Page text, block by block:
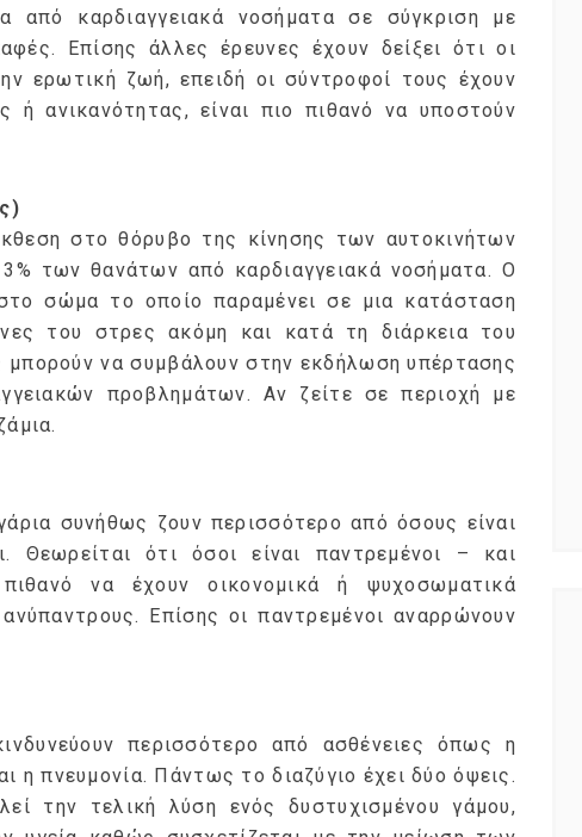
από καρδιαγγειακά νοσήματα σε σύγκριση με
Επίσης άλλες έρευνες έχουν δείξει ότι οι
ερωτική ζωή, επειδή οι σύντροφοί τους έχουν
ανικανότητας, είναι πιο πιθανό να υποστούν
στο θόρυβο της κίνησης των αυτοκινήτων
3% των θανάτων από καρδιαγγειακά νοσήματα. Ο
σώμα το οποίο παραμένει σε μια κατάσταση
του στρες ακόμη και κατά τη διάρκεια του
μπορούν να συμβάλουν στην εκδήλωση υπέρτασης
προβλημάτων. Αν ζείτε σε περιοχή με
συνήθως ζουν περισσότερο από όσους είναι
Θεωρείται ότι όσοι είναι παντρεμένοι – και
να έχουν οικονομικά ή ψυχοσωματικά
Επίσης οι παντρεμένοι αναρρώνουν
περισσότερο από ασθένειες όπως η
η πνευμονία. Πάντως το διαζύγιο έχει δύο όψεις.
την τελική λύση ενός δυστυχισμένου γάμου,
Get timely updates from your favorite products